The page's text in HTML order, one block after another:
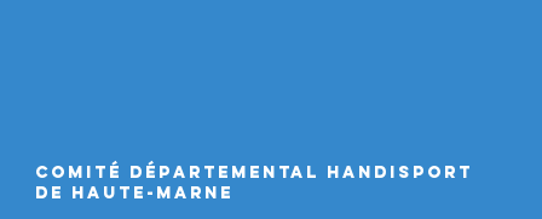
Comité Départemental Handisport
de Haute-Marne